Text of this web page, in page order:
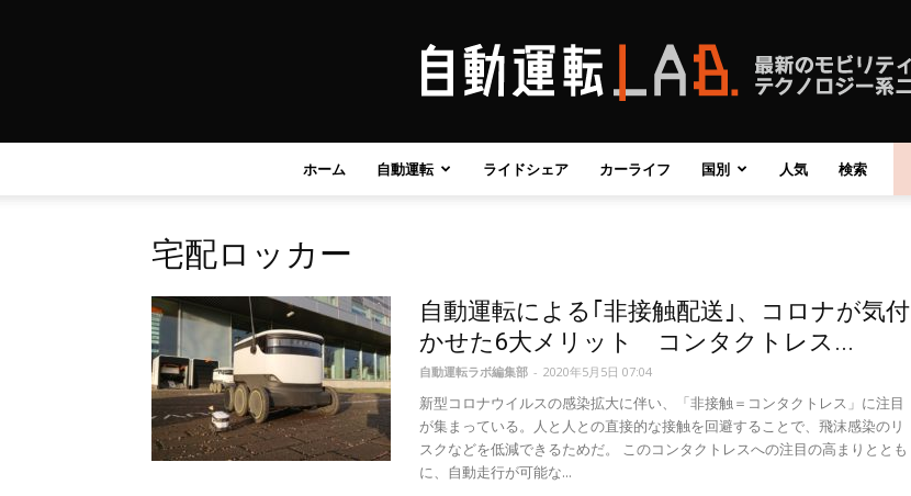
自
動
運
ホーム 自動運転 ライドシェア カーライフ 国別 人気 検索
宅配ロッカー
自動運転による｢非接触配送｣、コロナが気付
かせた6大メリット コンタクトレス...
自動運転ラボ編集部 - 2020年5月5日 07:04
新型コロナウイルスの感染拡大に伴い、「非接触＝コンタクトレス」に注目
が集まっている。人と人との直接的な接触を回避することで、飛沫感染のリ
スクなどを低減できるためだ。 このコンタクトレスへの注目の高まりととも
に、自動走行が可能な...